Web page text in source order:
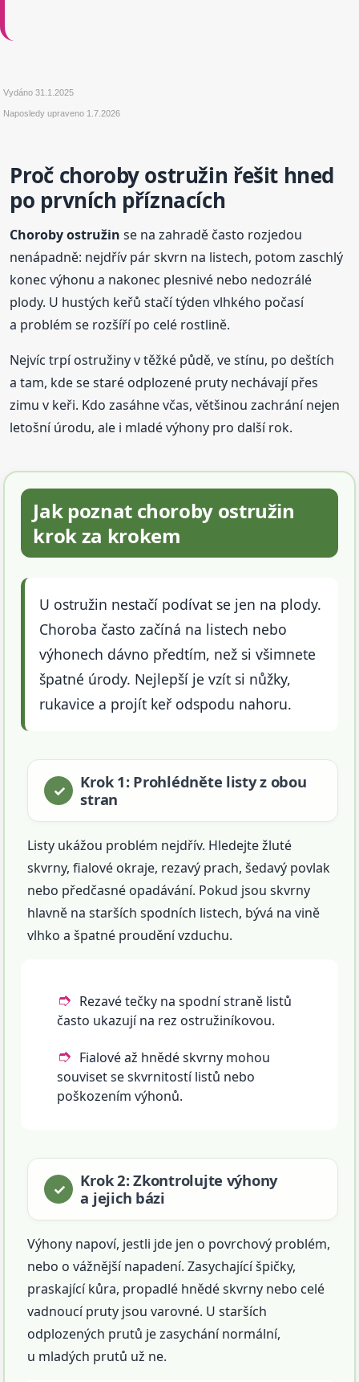
Vydáno31.1.2025
Naposledy upraveno 1.7.2026
Proč choroby ostružin řešit hned
po prvních příznacích
Choroby ostružin se na zahradě často rozjedou
nenápadně: nejdřív pár skvrn na listech, potom zaschlý
konec výhonu a nakonec plesnivé nebo nedozrálé
plody. U hustých keřů stačí týden vlhkého počasí
a problém se rozšíří po celé rostlině.
Nejvíc trpí ostružiny v těžké půdě, ve stínu, po deštích
a tam, kde se staré odplozené pruty nechávají přes
zimu v keři. Kdo zasáhne včas, většinou zachrání nejen
letošní úrodu, ale i mladé výhony pro další rok.
Jak poznat choroby ostružin
krok za krokem
U ostružin nestačí podívat se jen na plody.
Choroba často začíná na listech nebo
výhonech dávno předtím, než si všimnete
špatné úrody. Nejlepší je vzít si nůžky,
rukavice a projít keř odspodu nahoru.
Krok 1: Prohlédněte listy z obou
stran
Listy ukážou problém nejdřív. Hledejte žluté
skvrny, fialové okraje, rezavý prach, šedavý povlak
nebo předčasné opadávání. Pokud jsou skvrny
hlavně na starších spodních listech, bývá na vině
vlhko a špatné proudění vzduchu.
Rezavé tečky na spodní straně listů
často ukazují na rez ostružiníkovou.
Fialové až hnědé skvrny mohou
souviset se skvrnitostí listů nebo
poškozením výhonů.
Krok 2: Zkontrolujte výhony
a jejich bázi
Výhony napoví, jestli jde jen o povrchový problém,
nebo o vážnější napadení. Zasychající špičky,
praskající kůra, propadlé hnědé skvrny nebo celé
vadnoucí pruty jsou varovné. U starších
odplozených prutů je zasychání normální,
u mladých prutů už ne.